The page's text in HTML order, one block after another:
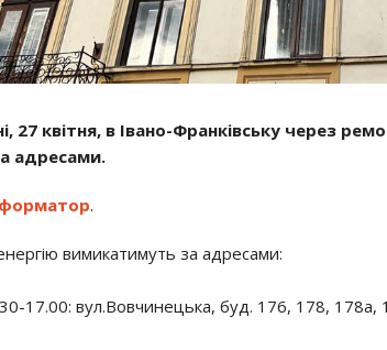
27 квітня, в Івано-Франківську через
адресами.
.
вимикатимуть за адресами:
17.00: вул.Вовчинецька, буд. 176, 178, 178а,